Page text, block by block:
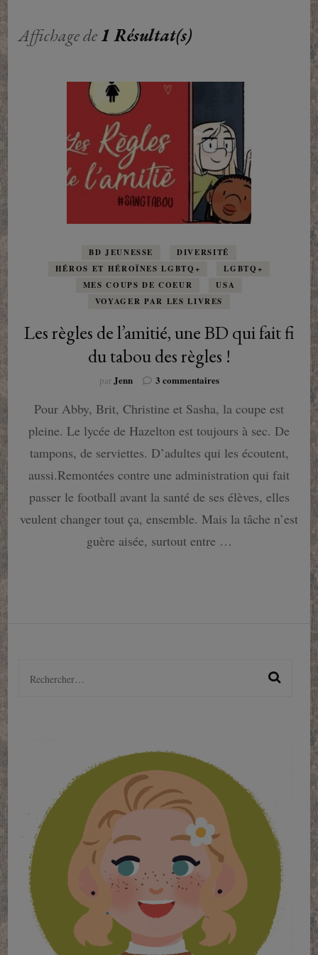
Affichage de1 Résultat(s)
BD JEUNESSE
DIVERSITÉ
HÉROS ET HÉROÏNES LGBTQ+
LGBTQ+
MES COUPS DE COEUR
USA
VOYAGER PAR LES LIVRES
Les règles de l’amitié, une BD qui fait fi
du tabou des règles !
parJenn 3 commentairessur
règles
l’amitié,
une
qui
fait
du
des
Pour Abby, Brit, Christine et Sasha, la coupe est
pleine. Le lycée de Hazelton est toujours à sec. De
tampons, de serviettes. D’adultes qui les écoutent,
aussi.Remontées contre une administration qui fait
passer le football avant la santé de ses élèves, elles
veulent changer tout ça, ensemble. Mais la tâche n’est
guère aisée, surtout entre …
Rechercher :